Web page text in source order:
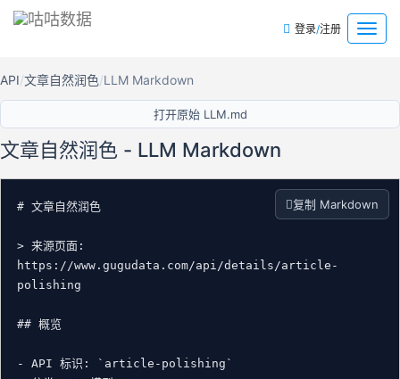
菜
单
登录/注册
API 文章自然润色 LLM Markdown
打开原始 LLM.md
文章自然润色 - LLM Markdown
复制 Markdown
# 文章自然润色
> 来源页面:
https://www.gugudata.com/api/details/article-
polishing
## 概览
- API 标识: `article-polishing`